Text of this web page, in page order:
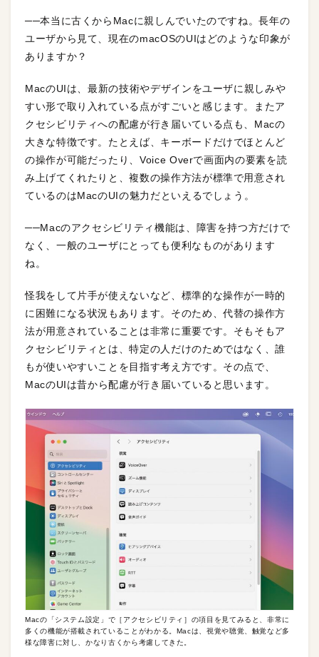
──本当に古くからMacに親しんでいたのですね。長年の
ユーザから見て、現在のmacOSのUIはどのような印象が
ありますか？
MacのUIは、最新の技術やデザインをユーザに親しみや
すい形で取り入れている点がすごいと感じます。またア
クセシビリティへの配慮が行き届いている点も、Macの
大きな特徴です。たとえば、キーボードだけでほとんど
の操作が可能だったり、Voice Overで画面内の要素を読
み上げてくれたりと、複数の操作方法が標準で用意され
ているのはMacのUIの魅力だといえるでしょう。
──Macのアクセシビリティ機能は、障害を持つ方だけで
なく、一般のユーザにとっても便利なものがあります
ね。
怪我をして片手が使えないなど、標準的な操作が一時的
に困難になる状況もあります。そのため、代替の操作方
法が用意されていることは非常に重要です。そもそもア
クセシビリティとは、特定の人だけのためではなく、誰
もが使いやすいことを目指す考え方です。その点で、
MacのUIは昔から配慮が行き届いていると思います。
Macの「システム設定」で［アクセシビリティ］の項目を見てみると、非常に
多くの機能が搭載されていることがわかる。Macは、視覚や聴覚、触覚など多
様な障害に対し、かなり古くから考慮してきた。